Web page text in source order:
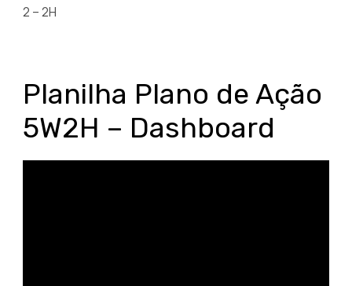
2 – 2H
Planilha Plano de Ação
5W2H – Dashboard